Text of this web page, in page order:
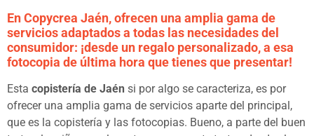
En Copycrea Jaén, ofrecen una amplia gama de
servicios adaptados a todas las necesidades del
consumidor: ¡desde un regalo personalizado, a esa
fotocopia de última hora que tienes que presentar!
Esta copistería de Jaén si por algo se caracteriza, es por
ofrecer una amplia gama de servicios aparte del principal,
que es la copistería y las fotocopias. Bueno, a parte del buen